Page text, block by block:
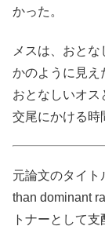
かった。
メスは、おと
かのように見え
おとなしいオス
交尾にかける時
元論文のタイト
than dominant
トナーとして